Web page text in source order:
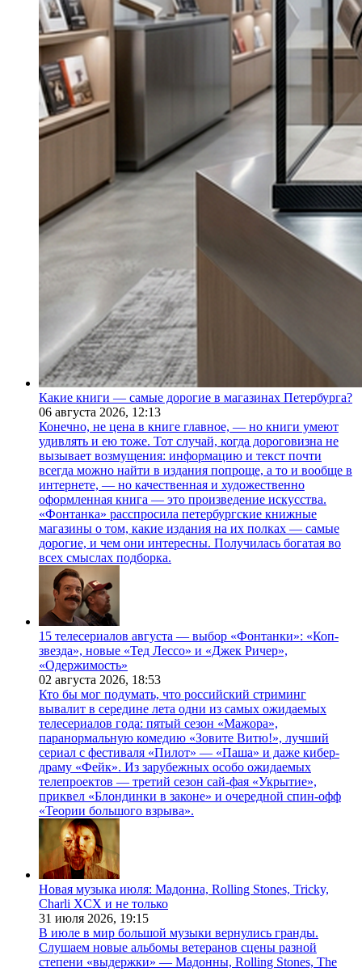
Какие книги — самые дорогие в магазинах Петербурга?
06 августа 2026, 12:13
Конечно, не цена в книге главное, — но книги умеют
удивлять и ею тоже. Тот случай, когда дороговизна не
вызывает возмущения: информацию и текст почти
всегда можно найти в издания попроще, а то и вообще в
интернете, — но качественная и художественно
оформленная книга — это произведение искусства.
«Фонтанка» расспросила петербургские книжные
магазины о том, какие издания на их полках — самые
дорогие, и чем они интересны. Получилась богатая во
всех смыслах подборка.
15 телесериалов августа — выбор «Фонтанки»: «Коп-
звезда», новые «Тед Лессо» и «Джек Ричер»,
«Одержимость»
02 августа 2026, 18:53
Кто бы мог подумать, что российский стриминг
вывалит в середине лета одни из самых ожидаемых
телесериалов года: пятый сезон «Мажора»,
паранормальную комедию «Зовите Витю!», лучший
сериал с фестиваля «Пилот» — «Паша» и даже кибер-
драму «Фейк». Из зарубежных особо ожидаемых
телепроектов — третий сезон сай-фая «Укрытие»,
приквел «Блондинки в законе» и очередной спин-офф
«Теории большого взрыва».
Новая музыка июля: Мадонна, Rolling Stones, Tricky,
Charli XCX и не только
31 июля 2026, 19:15
В июле в мир большой музыки вернулись гранды.
Слушаем новые альбомы ветеранов сцены разной
степени «выдержки» — Мадонны, Rolling Stones, The